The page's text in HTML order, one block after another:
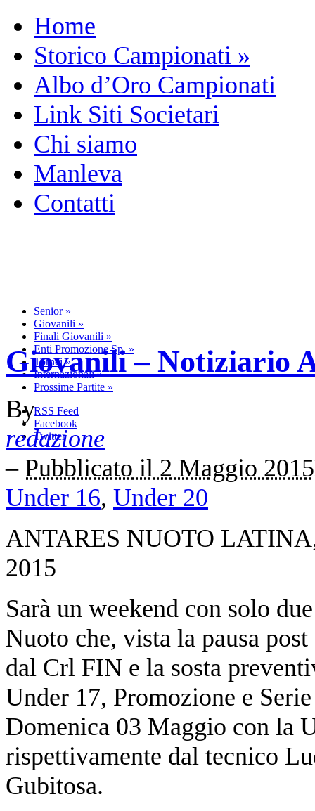
Home
Storico Campionati »
Albo d’Oro Campionati
Link Siti Societari
Chi siamo
Manleva
Contatti
Senior»
Giovanili »
Finali Giovanili »
Enti Promozione Sp. »
Tornei»
Internazionali»
Prossime Partite »
RSS Feed
Facebook
Twitter
Giovanili – Notiziario
By
redazione
– Pubblicato il 2 Maggio 2015
Under 16, Under 20
ANTARES NUOTO
2015
Sarà un weekend con solo
Nuoto che, vista la pausa
dal Crl FIN e la sosta
Under 17, Promozione e
Domenica 03 Maggio con la
rispettivamente dal tecnico
Gubitosa.